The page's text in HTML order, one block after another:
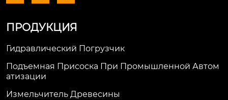
ПРОДУКЦИЯ
Гидравлический Погрузчик
Подъемная Присоска При Промышленной Автом
Атизации
Измельчитель Древесины